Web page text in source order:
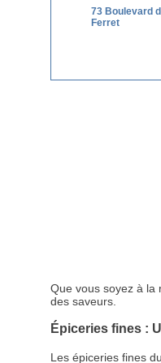
73 Boulevard
Ferret
Que vous soyez à la
des saveurs.
Épiceries fines :
Les épiceries fines du